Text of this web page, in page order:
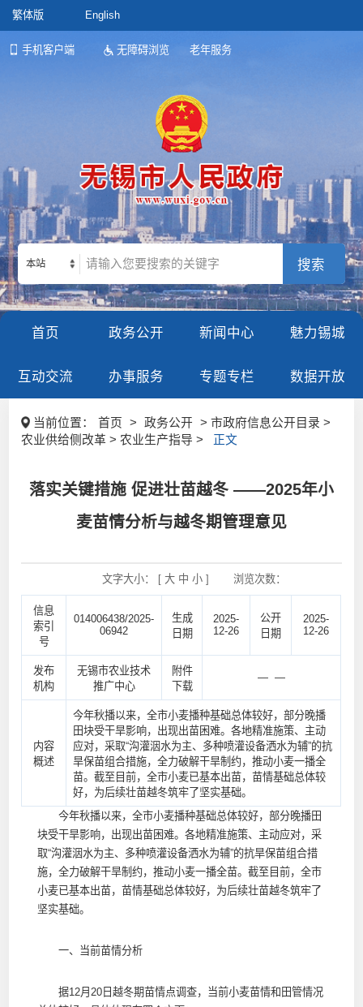
繁体版 English
手机客户端 无障碍浏览 老年服务
本站
首页 政务公开 新闻中心 魅力锡城
互动交流 办事服务 专题专栏 数据开放
当前位置： 首页 > 政务公开
> 市政府信息公开目录 >
农业供给侧改革 > 农业生产指导 >
正文
落实关键措施 促进壮苗越冬 ——2025年小
麦苗情分析与越冬期管理意见
文字大小： [ 大 中 小] 浏览次数：
信息
索引
号
014006438/2025-
06942
生成
日期
2025-
12-26
公开
日期
2025-
12-26
发布
机构
无锡市农业技术
推广中心
附件
下载
— —
内容
概述
今年秋播以来，全市小麦播种基础总体较好，部分晚播
田块受干旱影响，出现出苗困难。各地精准施策、主动
应对，采取“沟灌洇水为主、多种喷灌设备洒水为辅”的抗
旱保苗组合措施，全力破解干旱制约，推动小麦一播全
苗。截至目前，全市小麦已基本出苗，苗情基础总体较
好，为后续壮苗越冬筑牢了坚实基础。
今年秋播以来，全市小麦播种基础总体较好，部分晚播田
块受干旱影响，出现出苗困难。各地精准施策、主动应对，采
取“沟灌洇水为主、多种喷灌设备洒水为辅”的抗旱保苗组合措
施，全力破解干旱制约，推动小麦一播全苗。截至目前，全市
小麦已基本出苗，苗情基础总体较好，为后续壮苗越冬筑牢了
坚实基础。
一、当前苗情分析
据12月20日越冬期苗情点调查，当前小麦苗情和田管情况